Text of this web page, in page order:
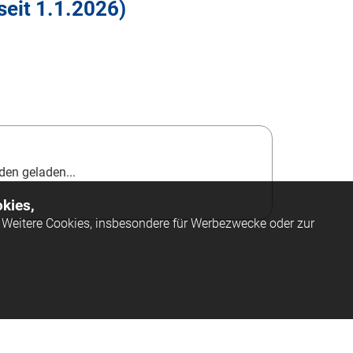
1.1.2026)
geladen...
Cookies, insbesondere für Werbezwecke oder zur